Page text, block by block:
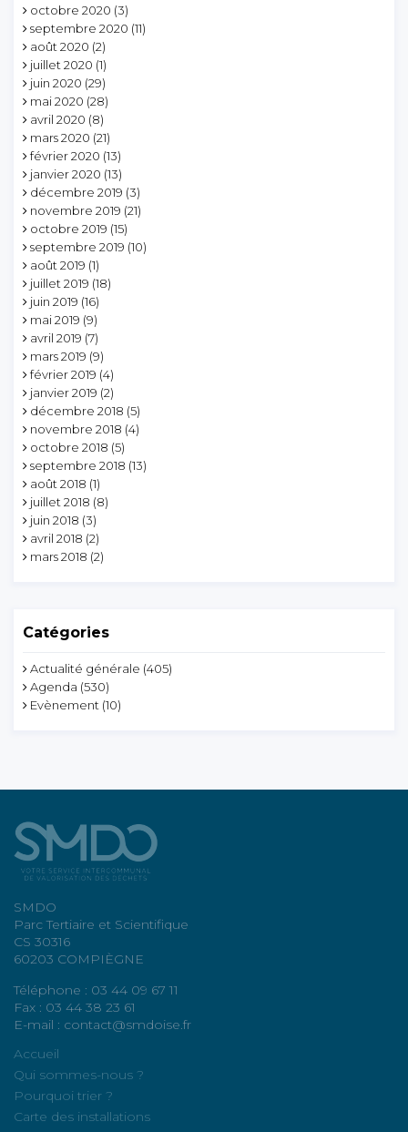
octobre 2020 (3)
septembre 2020 (11)
août 2020 (2)
juillet 2020 (1)
juin 2020 (29)
mai 2020 (28)
avril 2020 (8)
mars 2020 (21)
février 2020 (13)
janvier 2020 (13)
décembre 2019 (3)
novembre 2019 (21)
octobre 2019 (15)
septembre 2019 (10)
août 2019 (1)
juillet 2019 (18)
juin 2019 (16)
mai 2019 (9)
avril 2019 (7)
mars 2019 (9)
février 2019 (4)
janvier 2019 (2)
décembre 2018 (5)
novembre 2018 (4)
octobre 2018 (5)
septembre 2018 (13)
août 2018 (1)
juillet 2018 (8)
juin 2018 (3)
avril 2018 (2)
mars 2018 (2)
Catégories
Actualité générale (405)
Agenda (530)
Evènement (10)
SMDO
Parc Tertiaire et Scientifique
CS 30316
60203 COMPIÈGNE
Téléphone : 03 44 09 67 11
Fax : 03 44 38 23 61
E-mail : contact@smdoise.fr
Accueil
Qui sommes-nous ?
Pourquoi trier ?
Carte des installations